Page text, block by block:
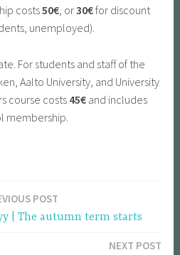
costs50€, or30€for discount
unemployed).
For students and staff of the
Aalto University, and University
course costs 45€ and includes
membership.
POST
| The autumn term starts
NEXT POST